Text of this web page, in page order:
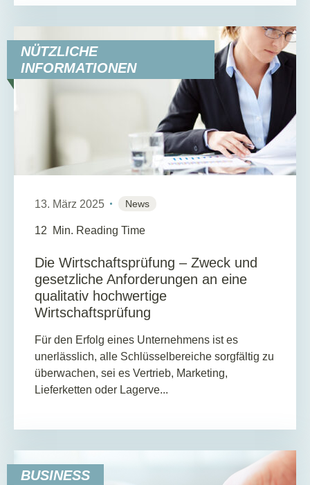
NÜTZLICHE
INFORMATIONEN
13. März 2025 News
12 Min. Reading Time
Die Wirtschaftsprüfung – Zweck und
gesetzliche Anforderungen an eine
qualitativ hochwertige
Wirtschaftsprüfung
Für den Erfolg eines Unternehmens ist es
unerlässlich, alle Schlüsselbereiche sorgfältig zu
überwachen, sei es Vertrieb, Marketing,
Lieferketten oder Lagerve...
BUSINESS